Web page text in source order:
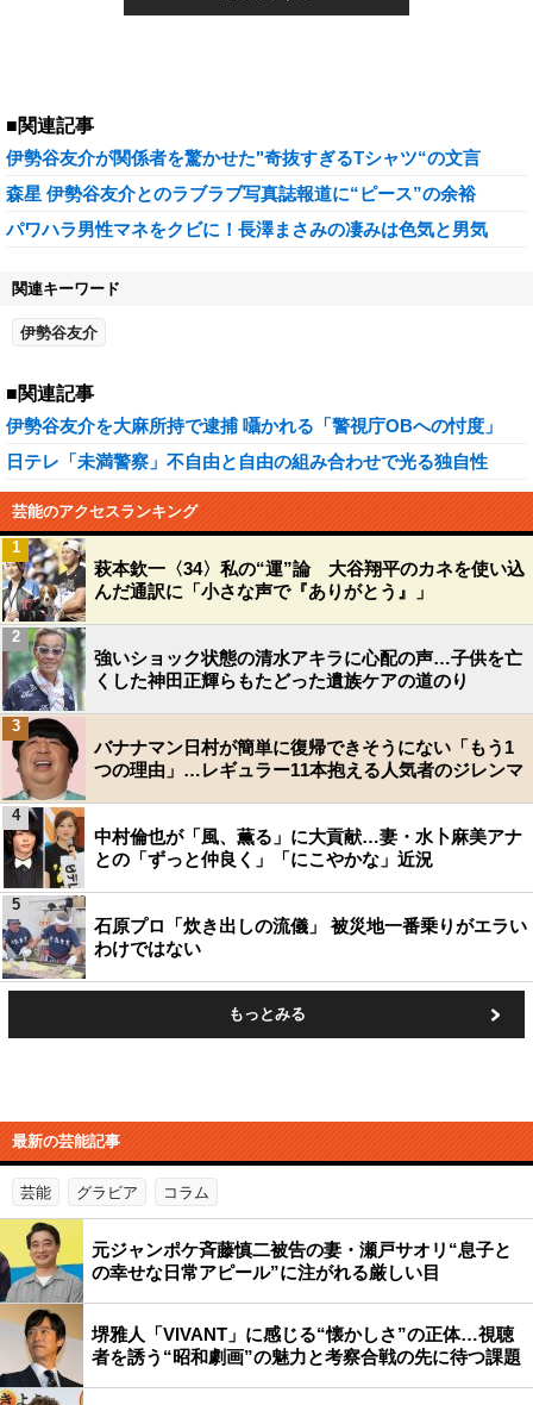
■関連記事
伊勢谷友介が関係者を驚かせた"奇抜すぎるTシャツ“の文言
森星 伊勢谷友介とのラブラブ写真誌報道に“ピース”の余裕
パワハラ男性マネをクビに！長澤まさみの凄みは色気と男気
関連キーワード
伊勢谷友介
■関連記事
伊勢谷友介を大麻所持で逮捕 囁かれる「警視庁OBへの忖度」
日テレ「未満警察」不自由と自由の組み合わせで光る独自性
芸能のアクセスランキング
萩本欽一〈34〉私の“運”論 大谷翔平のカネを使い込
んだ通訳に「小さな声で『ありがとう』」
1
強いショック状態の清水アキラに心配の声…子供を亡
くした神田正輝らもたどった遺族ケアの道のり
2
バナナマン日村が簡単に復帰できそうにない「もう1
つの理由」…レギュラー11本抱える人気者のジレンマ
3
中村倫也が「風、薫る」に大貢献…妻・水卜麻美アナ
との「ずっと仲良く」「にこやかな」近況
4
石原プロ「炊き出しの流儀」 被災地一番乗りがエラい
わけではない
5
もっとみる
最新の芸能記事
芸能 グラビア コラム
元ジャンポケ斉藤慎二被告の妻・瀬戸サオリ“息子と
の幸せな日常アピール”に注がれる厳しい目
堺雅人「VIVANT」に感じる“懐かしさ”の正体…視聴
者を誘う“昭和劇画”の魅力と考察合戦の先に待つ課題